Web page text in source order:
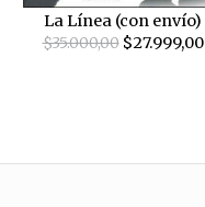
La Línea (con envío)
$35.000,00$27.999,00